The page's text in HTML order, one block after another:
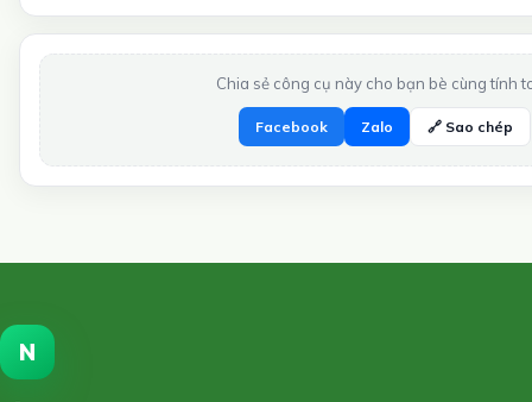
Chia sẻ công cụ này cho bạn bè cùng tính
Facebook Zalo 🔗 Sao chép
N